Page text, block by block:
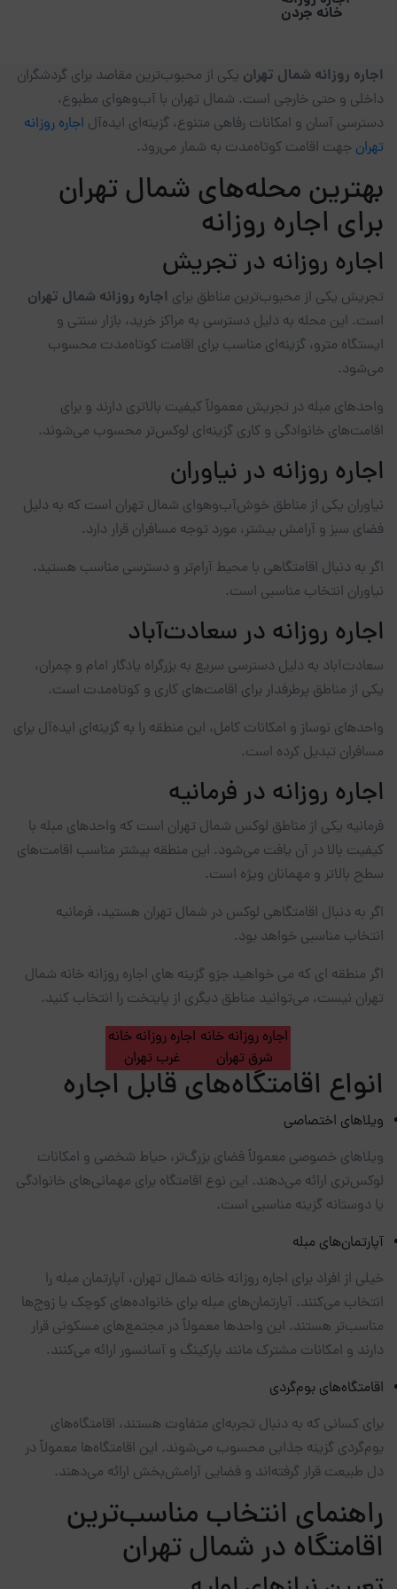
خانه جردن
اجاره روزانه شمال تهران یکی از محبوب‌ترین مقاصد برای گردشگران
داخلی و حتی خارجی است. شمال تهران با آب‌وهوای مطبوع،
دسترسی آسان و امکانات رفاهی متنوع، گزینه‌ای ایده‌آل اجاره روزانه
تهران جهت اقامت کوتاه‌مدت به شمار می‌رود.
بهترین محله‌های شمال تهران
برای اجاره روزانه
اجاره روزانه در تجریش
تجریش یکی از محبوب‌ترین مناطق برای اجاره روزانه شمال تهران
است. این محله به دلیل دسترسی به مراکز خرید، بازار سنتی و
ایستگاه مترو، گزینه‌ای مناسب برای اقامت کوتاه‌مدت محسوب
می‌شود.
واحدهای مبله در تجریش معمولاً کیفیت بالاتری دارند و برای
اقامت‌های خانوادگی و کاری گزینه‌ای لوکس‌تر محسوب می‌شوند.
اجاره روزانه در نیاوران
نیاوران یکی از مناطق خوش‌آب‌وهوای شمال تهران است که به دلیل
فضای سبز و آرامش بیشتر، مورد توجه مسافران قرار دارد.
اگر به دنبال اقامتگاهی با محیط آرام‌تر و دسترسی مناسب هستید،
نیاوران انتخاب مناسبی است.
اجاره روزانه در سعادت‌آباد
سعادت‌آباد به دلیل دسترسی سریع به بزرگراه یادگار امام و چمران،
یکی از مناطق پرطرفدار برای اقامت‌های کاری و کوتاه‌مدت است.
واحدهای نوساز و امکانات کامل، این منطقه را به گزینه‌ای ایده‌آل برای
مسافران تبدیل کرده است.
اجاره روزانه در فرمانیه
فرمانیه یکی از مناطق لوکس شمال تهران است که واحدهای مبله با
کیفیت بالا در آن یافت می‌شود. این منطقه بیشتر مناسب اقامت‌های
سطح بالاتر و مهمانان ویژه است.
اگر به دنبال اقامتگاهی لوکس در شمال تهران هستید، فرمانیه
انتخاب مناسبی خواهد بود.
اگر منطقه ای که می خواهید جزو گزینه های اجاره روزانه خانه شمال
تهران نیست، می‌توانید مناطق دیگری از پایتخت را انتخاب کنید.
اجاره روزانه خانه
شرق تهران
اجاره روزانه خانه
غرب تهران
انواع اقامتگاه‌های قابل اجاره
ویلاهای اختصاصی
ویلاهای خصوصی معمولاً فضای بزرگ‌تر، حیاط شخصی و امکانات
لوکس‌تری ارائه می‌دهند. این نوع اقامتگاه برای مهمانی‌های خانوادگی
یا دوستانه گزینه مناسبی است.
آپارتمان‌های مبله
خیلی از افراد برای اجاره روزانه خانه شمال تهران، آپارتمان مبله را
انتخاب می‌کنند. آپارتمان‌های مبله برای خانواده‌های کوچک یا زوج‌ها
مناسب‌تر هستند. این واحدها معمولاً در مجتمع‌های مسکونی قرار
دارند و امکانات مشترک مانند پارکینگ و آسانسور ارائه می‌کنند.
اقامتگاه‌های بوم‌گردی
برای کسانی که به دنبال تجربه‌ای متفاوت هستند، اقامتگاه‌های
بوم‌گردی گزینه جذابی محسوب می‌شوند. این اقامتگاه‌ها معمولاً در
دل طبیعت قرار گرفته‌اند و فضایی آرامش‌بخش ارائه می‌دهند.
راهنمای انتخاب مناسب‌ترین
اقامتگاه در شمال تهران